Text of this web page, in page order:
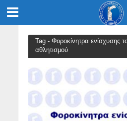
Tag - Φοροκίνητρα ενίσχυσης
αθλητισμού